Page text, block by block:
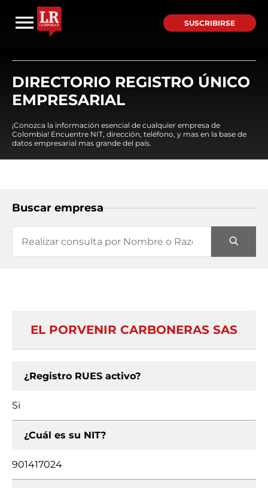
SUSCRIBIRSE
DIRECTORIO REGISTRO ÚNICO
EMPRESARIAL
¡Conozca la información esencial de cualquier empresa de
Colombia! Encuentre NIT, dirección, teléfono, y mas en la base de
datos empresarial mas grande del país.
Buscar empresa
EL PORVENIR CARBONERAS SAS
¿Registro RUES activo?
Si
¿Cuál es su NIT?
901417024